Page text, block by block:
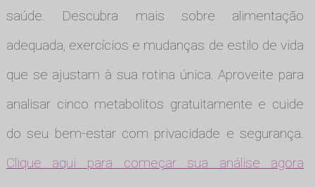
saúde. Descubra mais sobre alimentação
adequada, exercícios e mudanças de estilo de vida
que se ajustam à sua rotina única. Aproveite para
analisar cinco metabolitos gratuitamente e cuide
do seu bem-estar com privacidade e segurança.
Clique aqui para começar sua análise agora